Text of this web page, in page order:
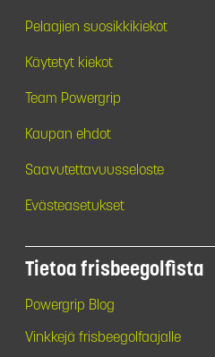
Pelaajien suosikkikiekot
Käytetyt kiekot
Team Powergrip
Kaupan ehdot
Saavutettavuusseloste
Evästeasetukset
Tietoa frisbeegolfista
Powergrip Blog
Vinkkejä frisbeegolfaajalle